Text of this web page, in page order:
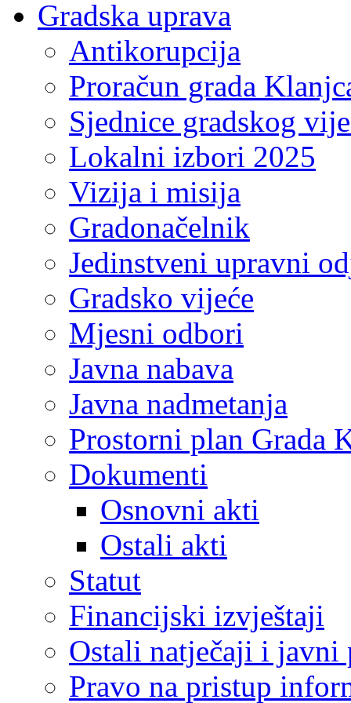
Gradska uprava
Antikorupcija
Proračun grada
Sjednice gradskog
Lokalni izbori 2025
Vizija i misija
Gradonačelnik
Jedinstveni upravni
Gradsko vijeće
Mjesni odbori
Javna nabava
Javna nadmetanja
Prostorni plan Grada
Dokumenti
Osnovni akti
Ostali akti
Statut
Financijski izvještaji
Ostali natječaji i javni
Pravo na pristup